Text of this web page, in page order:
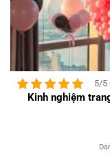
5/5
Kinh nghiệm